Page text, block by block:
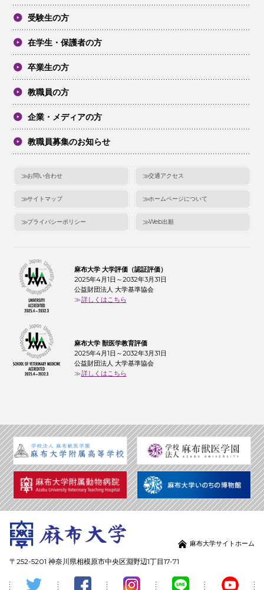
受験生の方
在学生・保護者の方
卒業生の方
教職員の方
企業・メディアの方
教職員募集のお知らせ
お問い合わせ 交通アクセス
サイトマップ ホームページについて
プライバシーポリシー Web出願
麻布大学 大学評価（認証評価）
2025年4月1日～2032年3月31日
公益財団法人 大学基準協会
詳しくはこちら
麻布大学 獣医学教育評価
2025年4月1日～2032年3月31日
公益財団法人 大学基準協会
詳しくはこちら
麻布大学サイトホーム
〒252-5201 神奈川県相模原市中央区淵野辺1丁目17-71